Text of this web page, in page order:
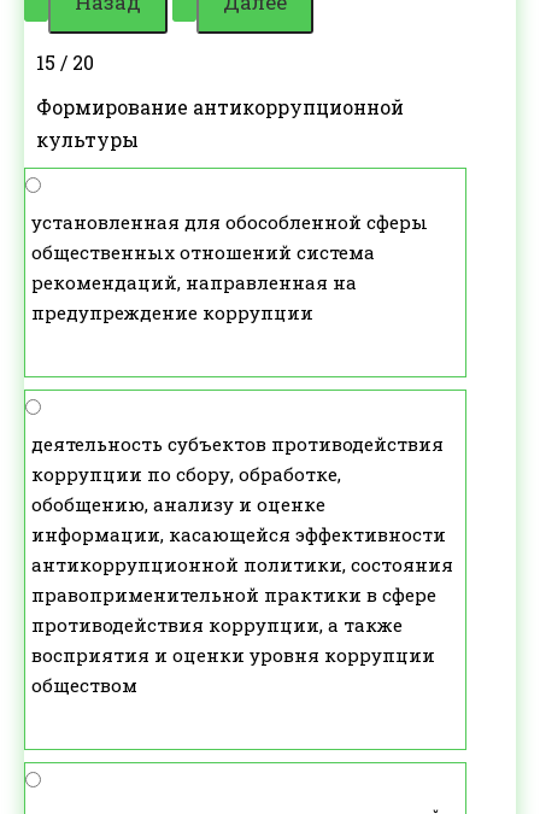
15 / 20
Формирование антикоррупционной
культуры
установленная для обособленной сферы
общественных отношений система
рекомендаций, направленная на
предупреждение коррупции
деятельность субъектов противодействия
коррупции по сбору, обработке,
обобщению, анализу и оценке
информации, касающейся эффективности
антикоррупционной политики, состояния
правоприменительной практики в сфере
противодействия коррупции, а также
восприятия и оценки уровня коррупции
обществом